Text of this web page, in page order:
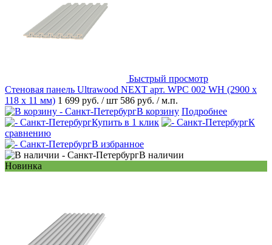
Быстрый просмотр
Стеновая панель Ultrawood NEXT арт. WPC 002 WH (2900 х
118 х 11 мм) 1 699 руб. / шт 586 руб. / м.п.
В корзину Подробнее
Купить в 1 клик
К
сравнению
В избранное
В наличии
Новинка